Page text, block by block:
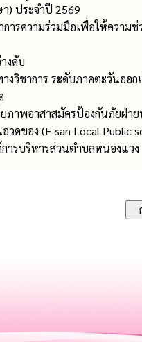
) ประจำปี 2569
รความร่วมมือเพื่อให้ความช่
งดับ
งวิชาการ ระดับภาคตะวันออ
ภาพอาสาสมัครป้องกันภัยฝ่า
วดของ (E-san Local Public
ารบริหารส่วนตำบลหนองแวง